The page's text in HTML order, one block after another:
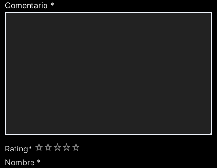
Comentario *
Rating* 5
4
3
2
1
Nombre *